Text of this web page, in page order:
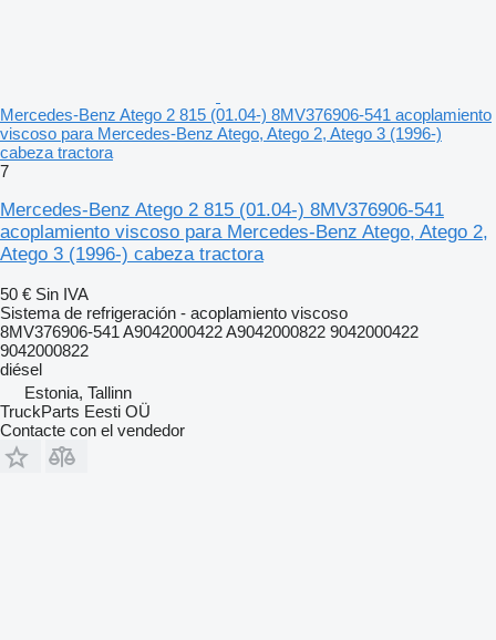
Mercedes-Benz Atego 2 815 (01.04-) 8MV376906-541 acoplamiento
viscoso para Mercedes-Benz Atego, Atego 2, Atego 3 (1996-)
cabeza tractora
7
Mercedes-Benz Atego 2 815 (01.04-) 8MV376906-541
acoplamiento viscoso para Mercedes-Benz Atego, Atego 2,
Atego 3 (1996-) cabeza tractora
50 € Sin IVA
Sistema de refrigeración - acoplamiento viscoso
8MV376906-541 A9042000422 A9042000822 9042000422
9042000822
diésel
Estonia, Tallinn
TruckParts Eesti OÜ
Contacte con el vendedor